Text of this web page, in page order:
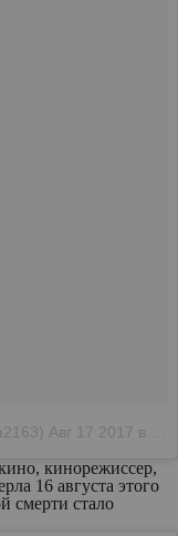
Авг 17 2017 в 5:49 PDT
кинорежиссер,
16 августа этого
смерти стало